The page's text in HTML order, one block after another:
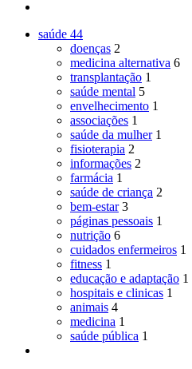
saúde 44
doenças 2
medicina alternativa 6
transplantação 1
saúde mental 5
envelhecimento 1
associações 1
saúde da mulher 1
fisioterapia 2
informações 2
farmácia 1
saúde de criança 2
bem-estar 3
páginas pessoais 1
nutrição 6
cuidados enfermeiros 1
fitness 1
educação e adaptação 1
hospitais e clinicas 1
animais 4
medicina 1
saúde pública 1